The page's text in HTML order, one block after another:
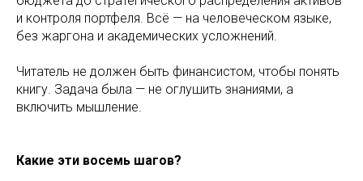
и контроля портфеля. Всё — на человеческом языке,
без жаргона и академических усложнений.
Читатель не должен быть финансистом, чтобы понять
книгу. Задача была — не оглушить знаниями, а
включить мышление.
Какие эти восемь шагов?